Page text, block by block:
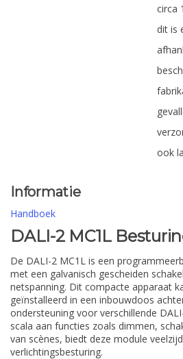
circa
dit is
ook
Informatie
Handboek
DALI-2 MC1L
De DALI-2 MC1L is een
met een galvanisch gescheiden
netspanning. Dit compacte apparaat
geïnstalleerd in een inbouwdoos
ondersteuning voor verschillende
scala aan functies zoals dimmen,
van scènes, biedt deze module
verlichtingsbesturing.